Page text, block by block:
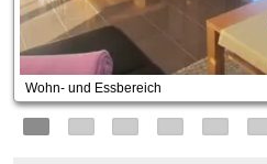
Wohn- und Essbereich